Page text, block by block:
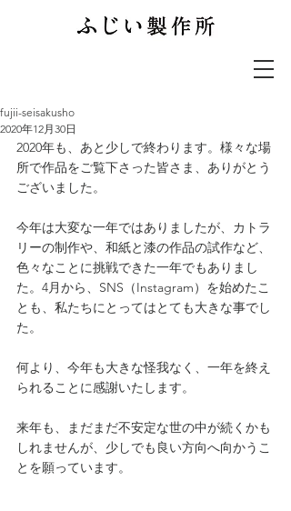
fujii-seisakusho
2020年12月30日
2020年も、あと少しで終わります。様々な場
所で作品をご覧下さった皆さま、ありがとう
ございました。
今年は大変な一年ではありましたが、カトラ
リーの制作や、和紙と漆の作品の試作など、
色々なことに挑戦できた一年でもありまし
た。4月から、SNS（Instagram）を始めたこ
とも、私たちにとってはとても大きな事でし
た。
何より、今年も大きな怪我なく、一年を終え
られることに感謝いたします。
来年も、まだまだ不安定な世の中が続くかも
しれませんが、少しでも良い方向へ向かうこ
とを願っています。